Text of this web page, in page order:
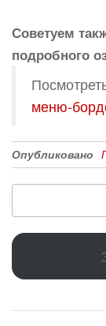
Советуем
подробного
меню-
Опубликовано